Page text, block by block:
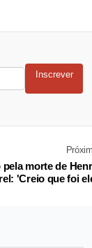
Inscrever
morte de
'Creio que foi